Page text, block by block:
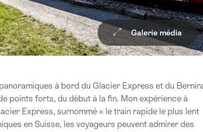
Galerie média
à bord du Glacier Express et du
points forts, du début à la fin. Mon expérience à
Express, surnommé « le train rapide le plus lent
en Suisse, les voyageurs peuvent admirer des